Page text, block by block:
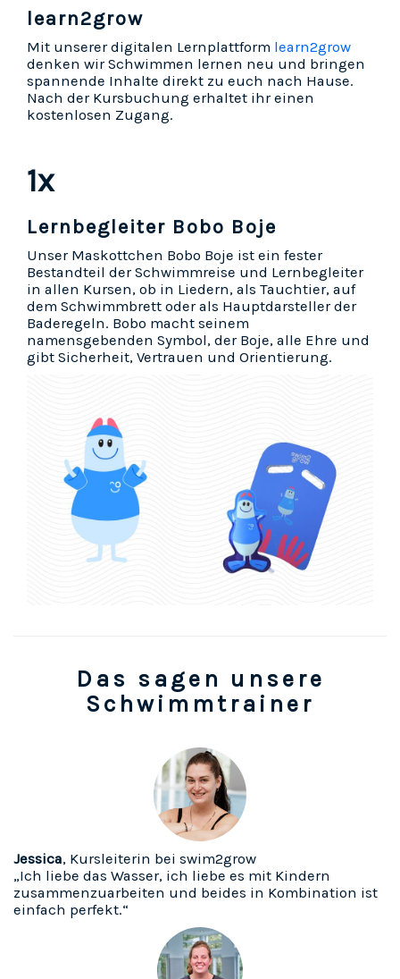
learn2grow
Mit unserer digitalen Lernplattform learn2grow
denken wir Schwimmen lernen neu und bringen
spannende Inhalte direkt zu euch nach Hause.
Nach der Kursbuchung erhaltet ihr einen
kostenlosen Zugang.
1x
Lernbegleiter Bobo Boje
Unser Maskottchen Bobo Boje ist ein fester
Bestandteil der Schwimmreise und Lernbegleiter
in allen Kursen, ob in Liedern, als Tauchtier, auf
dem Schwimmbrett oder als Hauptdarsteller der
Baderegeln. Bobo macht seinem
namensgebenden Symbol, der Boje, alle Ehre und
gibt Sicherheit, Vertrauen und Orientierung.
Das sagen unsere
Schwimmtrainer
Jessica, Kursleiterin bei swim2grow
„Ich liebe das Wasser, ich liebe es mit Kindern
zusammenzuarbeiten und beides in Kombination ist
einfach perfekt.“